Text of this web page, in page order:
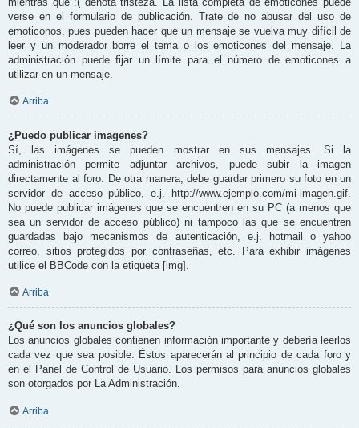
verse en el formulario de publicación. Trate de no abusar del uso de
emoticonos, pues pueden hacer que un mensaje se vuelva muy difícil de
leer y un moderador borre el tema o los emoticones del mensaje. La
administración puede fijar un límite para el número de emoticones a
utilizar en un mensaje.
Arriba
¿Puedo publicar imagenes?
Sí, las imágenes se pueden mostrar en sus mensajes. Si la
administración permite adjuntar archivos, puede subir la imagen
directamente al foro. De otra manera, debe guardar primero su foto en un
servidor de acceso público, e.j. http://www.ejemplo.com/mi-imagen.gif.
No puede publicar imágenes que se encuentren en su PC (a menos que
sea un servidor de acceso público) ni tampoco las que se encuentren
guardadas bajo mecanismos de autenticación, e.j. hotmail o yahoo
correo, sitios protegidos por contraseñas, etc. Para exhibir imágenes
utilice el BBCode con la etiqueta [img].
Arriba
¿Qué son los anuncios globales?
Los anuncios globales contienen información importante y debería leerlos
cada vez que sea posible. Éstos aparecerán al principio de cada foro y
en el Panel de Control de Usuario. Los permisos para anuncios globales
son otorgados por La Administración.
Arriba